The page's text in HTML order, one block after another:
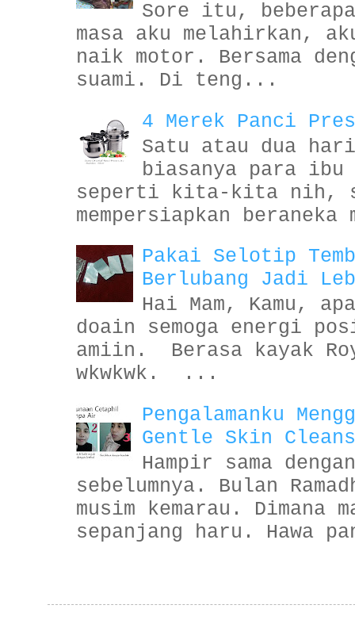
Sore itu,
masa aku melahirkan,
naik motor. Bersama
suami. Di teng...
4 Merek Panci
Satu atau dua
biasanya para ibu
seperti kita-kita nih,
mempersiapkan
Pakai Selotip
Berlubang Jadi
Hai Mam, Kamu,
doain semoga energi
amiin. Berasa kayak
wkwkwk. ...
Pengalamanku
Gentle Skin
Hampir sama
sebelumnya. Bulan
musim kemarau. Dimana
sepanjang haru. Hawa